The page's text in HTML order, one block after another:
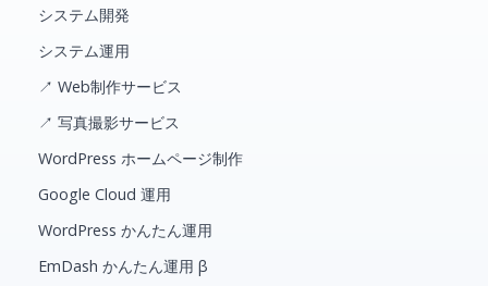
システム開発
システム運用
↗ Web制作サービス
↗ 写真撮影サービス
WordPress ホームページ制作
Google Cloud 運用
WordPress かんたん運用
EmDash かんたん運用 β